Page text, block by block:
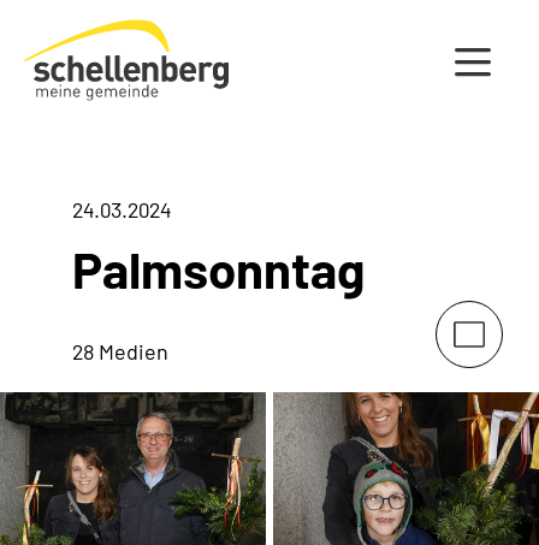
Gemeinde Schellenberg Startseite
24.03.2024
Palmsonntag
28 Medien